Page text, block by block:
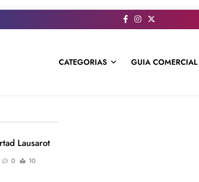
CATEGORIAS GUIA COMERCIAL
Lausarot
0
10